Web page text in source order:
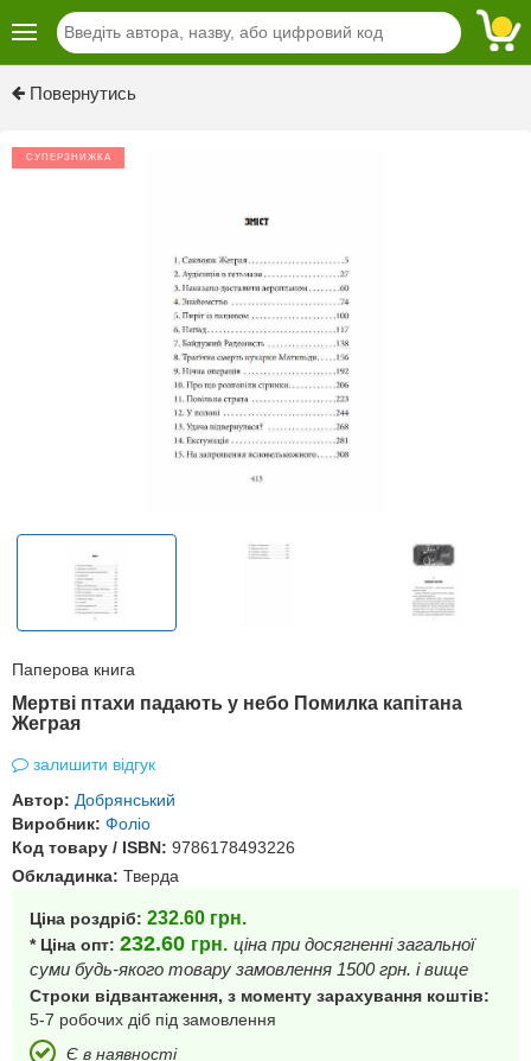
Повернутись
СУПЕРЗНИЖКА
Паперова книга
Мертві птахи падають у небо Помилка капітана
Жеграя
залишити відгук
Автор: Добрянський
Виробник: Фоліо
Код товару / ISBN: 9786178493226
Обкладинка: Тверда
Ціна роздріб: 232.60 грн.
* Ціна опт: 232.60 грн. ціна при досягненні загальної
суми будь-якого товару замовлення 1500 грн. і вище
Строки відвантаження, з моменту зарахування коштів:
5-7 робочих діб під замовлення
Є в наявності